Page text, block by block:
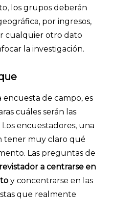
los grupos deberán
por ingresos,
cualquier otro dato
la investigación.
encuesta de campo, es
cuáles serán las
encuestadores, una
tener muy claro qué
Las preguntas de
a centrarse en
y concentrarse en las
que realmente